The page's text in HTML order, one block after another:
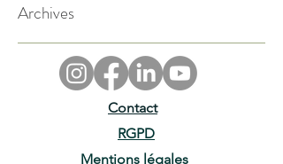
Archives
Contact
RGPD
Mentions légales